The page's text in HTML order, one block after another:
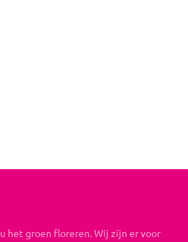
het groen floreren. Wij zijn er voor